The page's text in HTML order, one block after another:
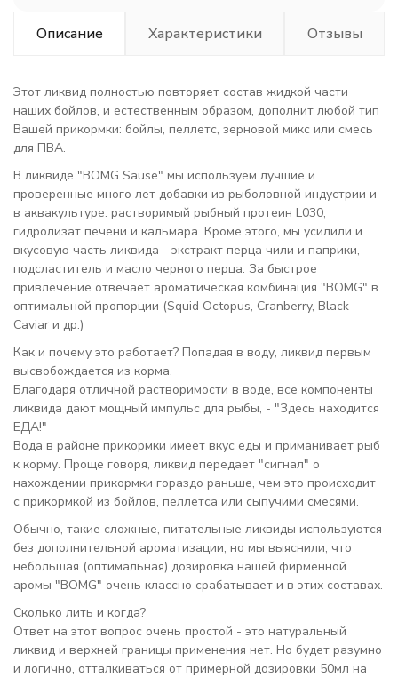
Описание Характеристики Отзывы
Этот ликвид полностью повторяет состав жидкой части
наших бойлов, и естественным образом, дополнит любой тип
Вашей прикормки: бойлы, пеллетс, зерновой микс или смесь
для ПВА.
В ликвиде "BOMG Sause" мы используем лучшие и
проверенные много лет добавки из рыболовной индустрии и
в аквакультуре: растворимый рыбный протеин L030,
гидролизат печени и кальмара. Кроме этого, мы усилили и
вкусовую часть ликвида - экстракт перца чили и паприки,
подсластитель и масло черного перца. За быстрое
привлечение отвечает ароматическая комбинация "BOMG" в
оптимальной пропорции (Squid Octopus, Cranberry, Black
Caviar и др.)
Как и почему это работает? Попадая в воду, ликвид первым
высвобождается из корма.
Благодаря отличной растворимости в воде, все компоненты
ликвида дают мощный импульс для рыбы, - "Здесь находится
ЕДА!"
Вода в районе прикормки имеет вкус еды и приманивает рыб
к корму. Проще говоря, ликвид передает "сигнал" о
нахождении прикормки гораздо раньше, чем это происходит
с прикормкой из бойлов, пеллетса или сыпучими смесями.
Обычно, такие сложные, питательные ликвиды используются
без дополнительной ароматизации, но мы выяснили, что
небольшая (оптимальная) дозировка нашей фирменной
аромы "BOMG" очень классно срабатывает и в этих составах.
Сколько лить и когда?
Ответ на этот вопрос очень простой - это натуральный
ликвид и верхней границы применения нет. Но будет разумно
и логично, отталкиваться от примерной дозировки 50мл на